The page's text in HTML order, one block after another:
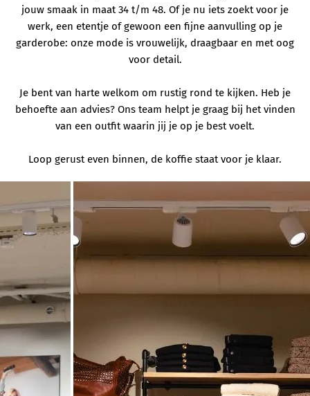
jouw smaak in maat 34 t/m 48. Of je nu iets zoekt voor je
werk, een etentje of gewoon een fijne aanvulling op je
garderobe: onze mode is vrouwelijk, draagbaar en met oog
voor detail.
Je bent van harte welkom om rustig rond te kijken. Heb je
behoefte aan advies? Ons team helpt je graag bij het vinden
van een outfit waarin jij je op je best voelt.
Loop gerust even binnen, de koffie staat voor je klaar.